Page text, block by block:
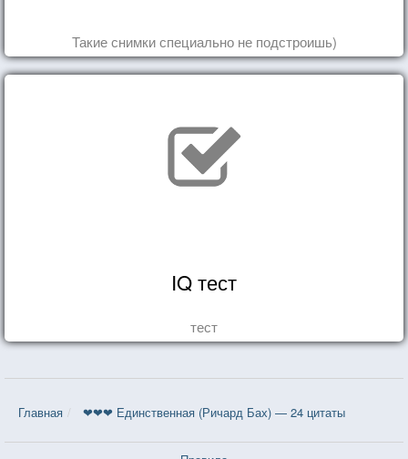
Такие снимки специально не подстроишь)
IQ тест
тест
Главная ❤❤❤ Единственная (Ричард Бах) — 24 цитаты